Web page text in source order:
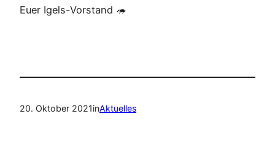
Euer Igels-Vorstand 🦔
20. Oktober 2021inAktuelles